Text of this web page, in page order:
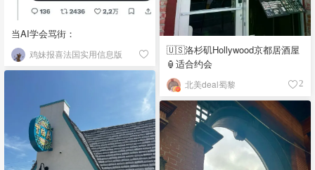
当AI学会骂街：
鸡妹报喜法国实用信息版
🇺🇸洛杉矶Hollywood京都居酒屋
🏮适合约会
北美deal蜀黎 2